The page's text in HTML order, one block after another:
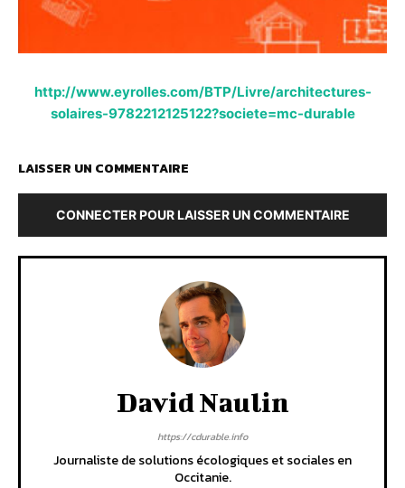
http://www.eyrolles.com/BTP/Livre/architectures-
solaires-9782212125122?societe=mc-durable
LAISSER UN COMMENTAIRE
CONNECTER POUR LAISSER UN COMMENTAIRE
David Naulin
https://cdurable.info
Journaliste de solutions écologiques et sociales en
Occitanie.